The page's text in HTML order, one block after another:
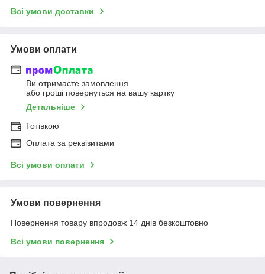
Всі умови доставки
Умови оплати
Ви отримаєте замовлення
або гроші повернуться на вашу картку
Детальніше
Готівкою
Оплата за реквізитами
Всі умови оплати
Умови повернення
Повернення товару впродовж 14 днів безкоштовно
Всі умови повернення